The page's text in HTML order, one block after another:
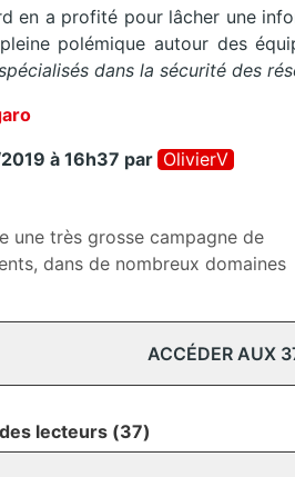
en a profité pour lâcher une
polémique autour des
dans la sécurité des
à 16h37 par OlivierV
une très grosse campagne de
dans de nombreux domaines
ACCÉDER AUX
lecteurs (37)